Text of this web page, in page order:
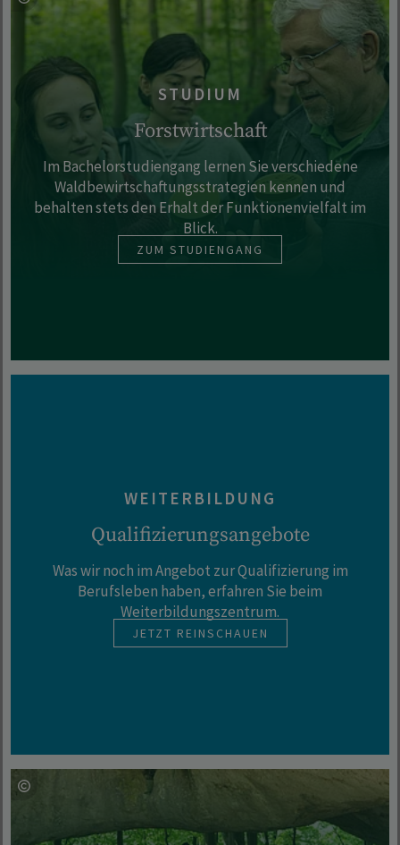
STUDIUM
Forstwirtschaft
Im Bachelorstudiengang lernen Sie verschiedene
Waldbewirtschaftungsstrategien kennen und
behalten stets den Erhalt der Funktionenvielfalt im
Blick.
ZUM STUDIENGANG
WEITERBILDUNG
Qualifizierungsangebote
Was wir noch im Angebot zur Qualifizierung im
Berufsleben haben, erfahren Sie beim
Weiterbildungszentrum.
JETZT REINSCHAUEN